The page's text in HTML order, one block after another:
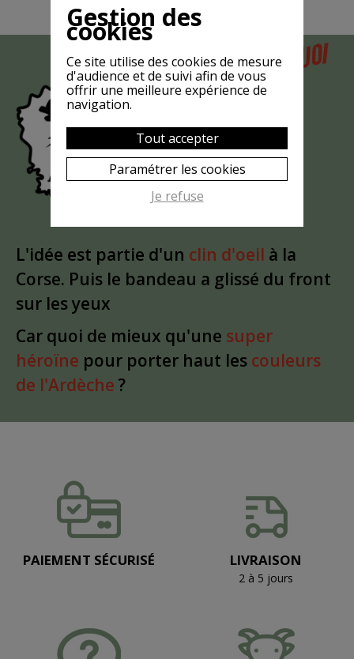
MAISPOURQUOI
LA CHÈVRE
EST-ELLE
MASQUÉE
?
L'idée est partie d'un clin d'oeil à la
Corse. Puis le bandeau a glissé du front
sur les yeux
Car quoi de mieux qu'une super
héroïne pour porter haut les couleurs
de l'Ardèche ?
PAIEMENT SÉCURISÉ LIVRAISON
2 à 5 jours
Gestion des
cookies
Ce site utilise des cookies de mesure
d'audience et de suivi afin de vous
offrir une meilleure expérience de
navigation.
Tout accepter
Paramétrer les cookies
Je refuse